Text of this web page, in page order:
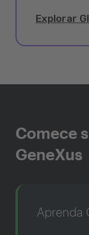
Explorar
Comece
GeneXus
Aprenda